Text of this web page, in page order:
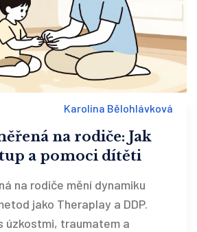
Karolína Bělohlávková
na rodiče: Jak
a pomoci dítěti
na rodiče mění dynamiku
jako Theraplay a DDP.
úzkostmi, traumatem a